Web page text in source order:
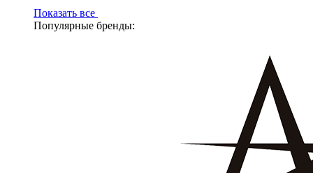
Показать все
Популярные бренды: